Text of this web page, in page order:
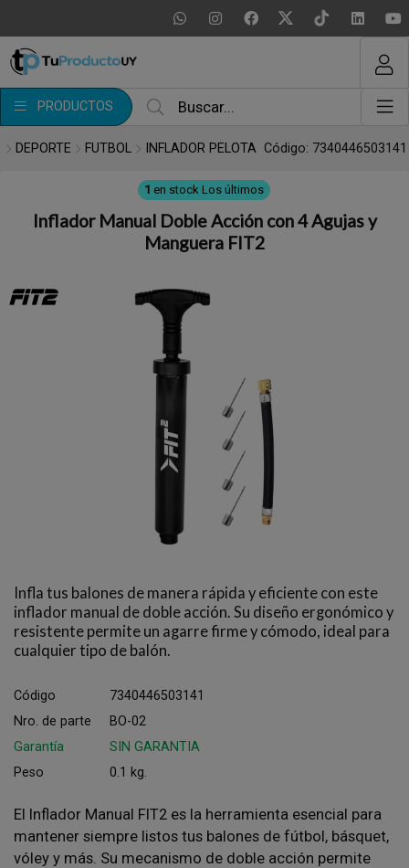
PRODUCTOS
MI COMPRA
DEPORTE FUTBOL INFLADOR PELOTA Código: 7340446503141
1 en stock Los últimos
Inflador Manual Doble Acción con 4 Agujas y
Manguera FIT2
Infla tus balones de manera rápida y eficiente con este
inflador manual de doble acción. Su diseño ergonómico y
resistente permite un agarre firme y cómodo, ideal para
cualquier tipo de balón.
Código
7340446503141
Nro. de parte
BO-02
Garantía
SIN GARANTIA
Peso
0.1 kg.
El Inflador Manual FIT2 es la herramienta esencial para
mantener siempre listos tus balones de fútbol, básquet,
vóley y más. Su mecanismo de doble acción permite